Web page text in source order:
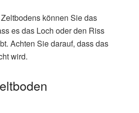
können Sie das
es das Loch oder den Riss
Achten Sie darauf, dass das
wird.